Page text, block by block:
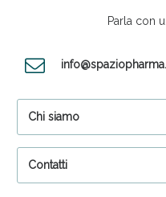
Parla con
Chi siamo
Contatti